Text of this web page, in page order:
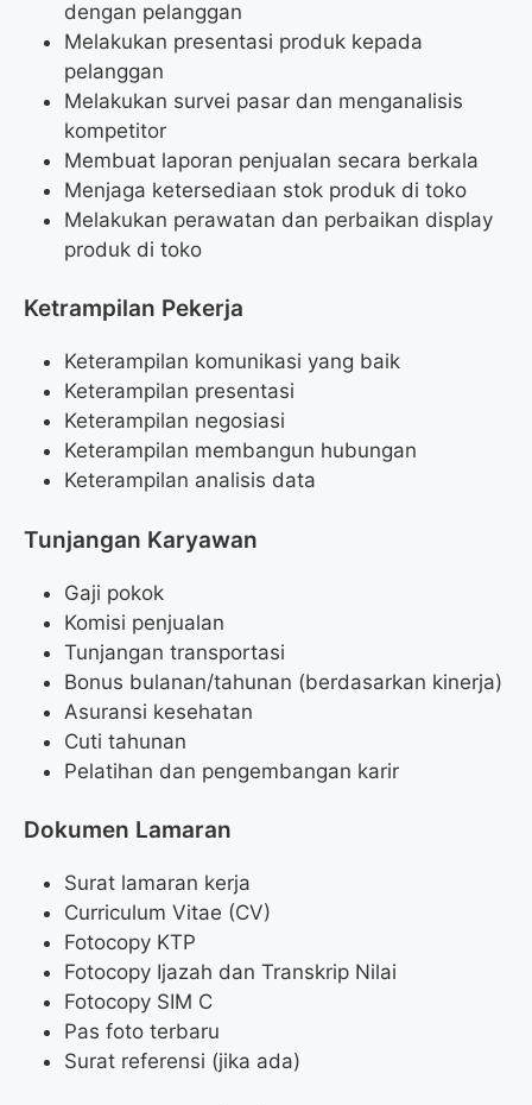
dengan pelanggan
Melakukan presentasi produk kepada
pelanggan
Melakukan survei pasar dan menganalisis
kompetitor
Membuat laporan penjualan secara berkala
Menjaga ketersediaan stok produk di toko
Melakukan perawatan dan perbaikan display
produk di toko
Ketrampilan Pekerja
Keterampilan komunikasi yang baik
Keterampilan presentasi
Keterampilan negosiasi
Keterampilan membangun hubungan
Keterampilan analisis data
Tunjangan Karyawan
Gaji pokok
Komisi penjualan
Tunjangan transportasi
Bonus bulanan/tahunan (berdasarkan kinerja)
Asuransi kesehatan
Cuti tahunan
Pelatihan dan pengembangan karir
Dokumen Lamaran
Surat lamaran kerja
Curriculum Vitae (CV)
Fotocopy KTP
Fotocopy Ijazah dan Transkrip Nilai
Fotocopy SIM C
Pas foto terbaru
Surat referensi (jika ada)